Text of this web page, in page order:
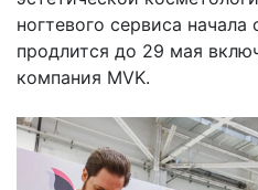
ногтевого сервиса
продлится до 29 мая
компания MVK.